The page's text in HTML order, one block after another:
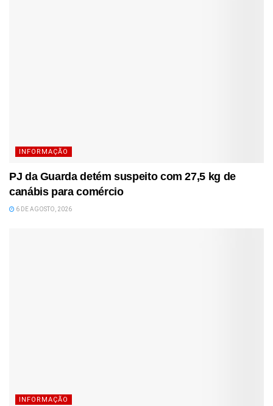
INFORMAÇÃO
PJ da Guarda detém suspeito com 27,5 kg de
canábis para comércio
6 DE AGOSTO, 2026
INFORMAÇÃO